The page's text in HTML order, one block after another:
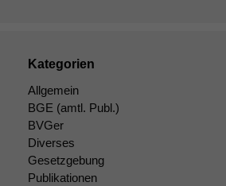
Kategorien
Allgemein
BGE (amtl. Publ.)
BVGer
Diverses
Gesetzgebung
Publikationen